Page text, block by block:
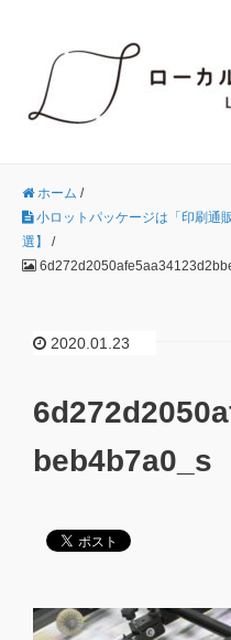
ホーム /
小ロットパッケージは「印刷通
選】
/
2020.01.23
beb4b7a0_s